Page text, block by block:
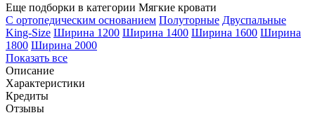
Еще подборки в категории Мягкие кровати
С ортопедическим основанием Полуторные Двуспальные
King-Size Ширина 1200 Ширина 1400 Ширина 1600 Ширина
1800 Ширина 2000
Показать все
Описание
Характеристики
Кредиты
Отзывы